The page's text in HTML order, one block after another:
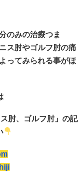
のみの治療つま
ス肘やゴルフ肘の痛
ってみられる事がほ
肘、ゴルフ肘」の記